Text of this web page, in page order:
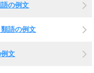
の例文
語の例文
文